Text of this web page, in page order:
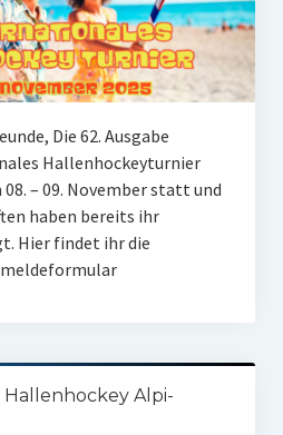
Die 62. Ausgabe
Hallenhockeyturnier
– 09. November statt und
haben bereits ihr
Hier findet ihr die
Alpi-